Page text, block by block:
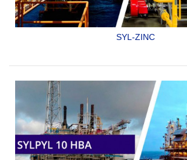
SYL-ZINC
SYLPYL 10 HB